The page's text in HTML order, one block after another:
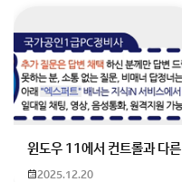
윈도우 11에서 컨트롤과 다
2025.12.20